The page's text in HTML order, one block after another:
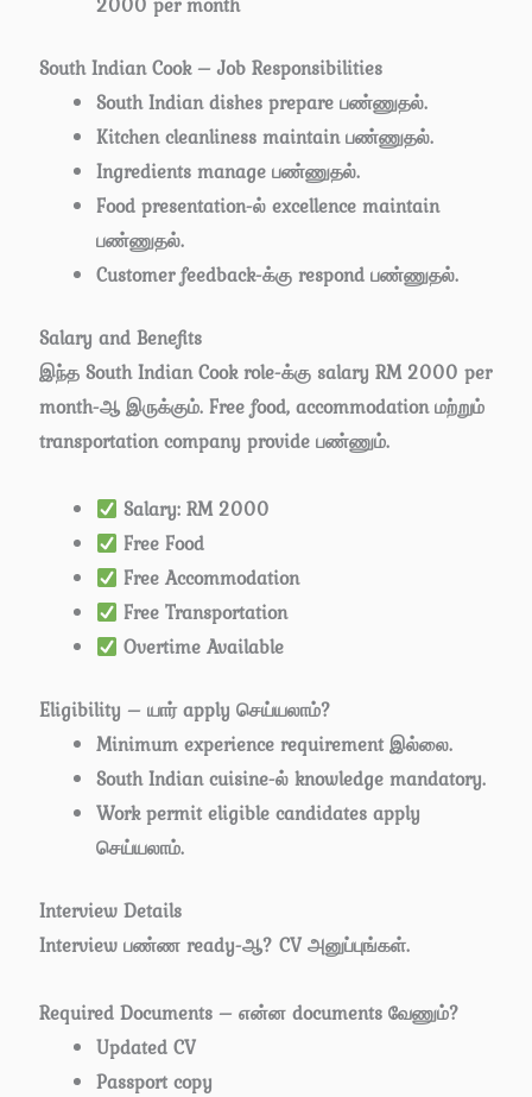
South Indian Cook – Job Responsibilities
South Indian dishes prepare பண்ணுதல்.
Kitchen cleanliness maintain பண்ணுதல்.
Ingredients manage பண்ணுதல்.
Food presentation-ல் excellence maintain
பண்ணுதல்.
Customer feedback-க்கு respond பண்ணுதல்.
Salary and Benefits
இந்த South Indian Cook role-க்கு salary RM 2000 per
month-ஆ இருக்கும். Free food, accommodation மற்றும்
transportation company provide பண்ணும்.
Salary: RM 2000
Free Food
Free Accommodation
Free Transportation
Overtime Available
Eligibility – யார் apply செய்யலாம்?
Minimum experience requirement இல்லை.
South Indian cuisine-ல் knowledge mandatory.
Work permit eligible candidates apply
செய்யலாம்.
Interview Details
Interview பண்ண ready-ஆ? CV அனுப்புங்கள்.
Required Documents – என்ன documents வேணும்?
Updated CV
Passport copy